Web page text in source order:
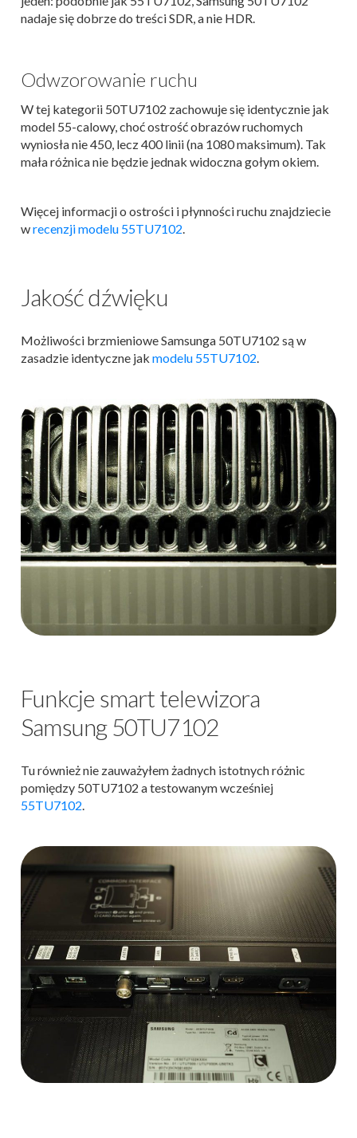
nadaje się dobrze do treści SDR, a nie HDR.
Odwzorowanie ruchu
W tej kategorii 50TU7102 zachowuje się identycznie jak
model 55-calowy, choć ostrość obrazów ruchomych
wyniosła nie 450, lecz 400 linii (na 1080 maksimum). Tak
mała różnica nie będzie jednak widoczna gołym okiem.
Więcej informacji o ostrości i płynności ruchu znajdziecie
wrecenzji modelu 55TU7102.
Jakość dźwięku
Możliwości brzmieniowe Samsunga 50TU7102 są w
zasadzie identyczne jak modelu 55TU7102.
Funkcje smart telewizora
Samsung 50TU7102
Tu również nie zauważyłem żadnych istotnych różnic
pomiędzy 50TU7102 a testowanym wcześniej
55TU7102.